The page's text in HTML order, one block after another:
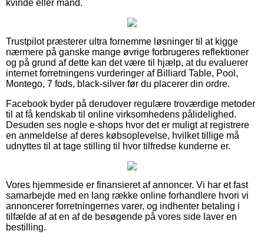
kvinde eller mand.
Trustpilot præsterer ultra fornemme løsninger til at kigge
nærmere på ganske mange øvrige forbrugeres reflektioner
og på grund af dette kan det være til hjælp, at du evaluerer
internet forretningens vurderinger af Billiard Table, Pool,
Montego, 7 fods, black-silver før du placerer din ordre.
Facebook byder på derudover regulære troværdige metoder
til at få kendskab til online virksomhedens pålidelighed.
Desuden ses nogle e-shops hvor det er muligt at registrere
en anmeldelse af deres købsoplevelse, hvilket tillige må
udnyttes til at tage stilling til hvor tilfredse kunderne er.
Vores hjemmeside er finansieret af annoncer. Vi har et fast
samarbejde med en lang række online forhandlere hvori vi
annoncerer forretningernes varer, og indhenter betaling i
tilfælde af at en af de besøgende på vores side laver en
bestilling.